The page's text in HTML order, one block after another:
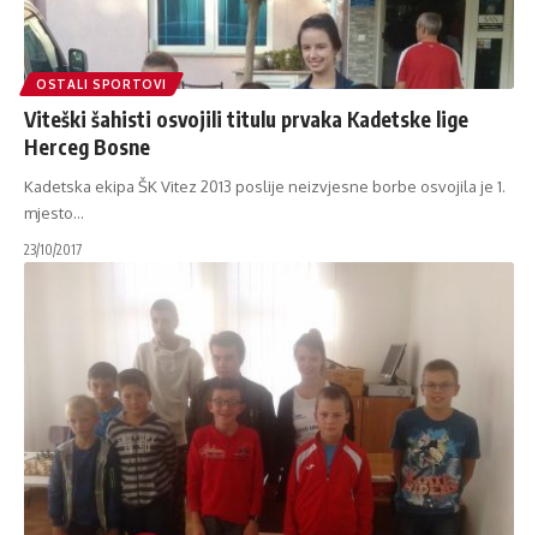
OSTALI SPORTOVI
Viteški šahisti osvojili titulu prvaka Kadetske lige
Herceg Bosne
Kadetska ekipa ŠK Vitez 2013 poslije neizvjesne borbe osvojila je 1.
mjesto…
23/10/2017